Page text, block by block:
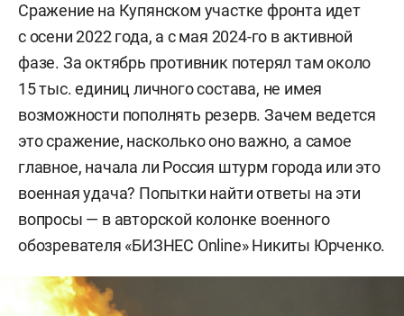
Сражение на Купянском участке фронта идет
с осени 2022 года, а с мая 2024-го в активной
фазе. За октябрь противник потерял там около
15 тыс. единиц личного состава, не имея
возможности пополнять резерв. Зачем ведется
это сражение, насколько оно важно, а самое
главное, начала ли Россия штурм города или это
военная удача? Попытки найти ответы на эти
вопросы — в авторской колонке военного
обозревателя «БИЗНЕС Online» Никиты Юрченко.